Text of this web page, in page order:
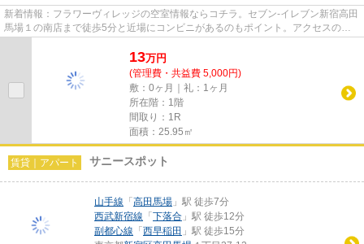
新着情報：フラワーヴィレッジの空室情報ならコチラ。セブン-イレブン新宿高田
馬場１の南店まで徒歩5分と近場にコンビニがあるのもポイント。アクセスの良
13万円
(管理費・共益費 5,000円)
敷：0ヶ月｜礼：1ヶ月
所在階：1階
間取り：1R
面積：25.95㎡
賃貸｜アパート サニースポット
山手線 「 高田馬場 」駅 徒歩7分
西武新宿線 「 下落合 」駅 徒歩12分
副都心線 「 西早稲田 」駅 徒歩15分